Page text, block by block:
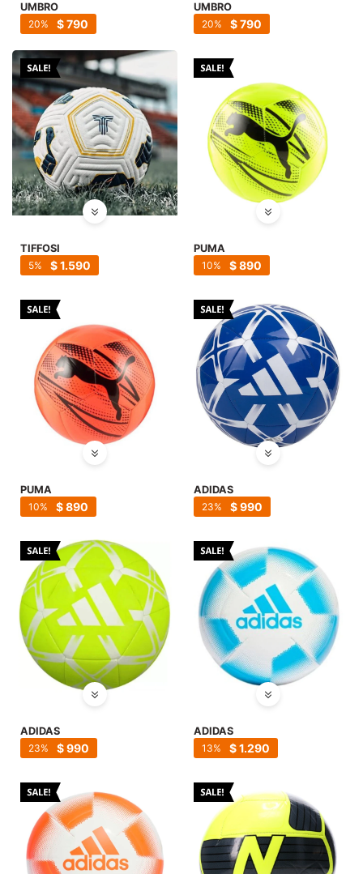
UMBRO
$790
20
UMBRO
$790
20
TIFFOSI
$1.590
5
PUMA
$890
10
PUMA
$890
10
ADIDAS
$990
23
ADIDAS
$990
23
ADIDAS
$1.290
13